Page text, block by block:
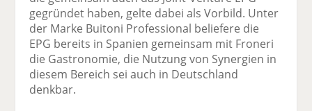
gegründet haben, gelte dabei als Vorbild. Unter
der Marke Buitoni Professional beliefere die
EPG bereits in Spanien gemeinsam mit Froneri
die Gastronomie, die Nutzung von Synergien in
diesem Bereich sei auch in Deutschland
denkbar.